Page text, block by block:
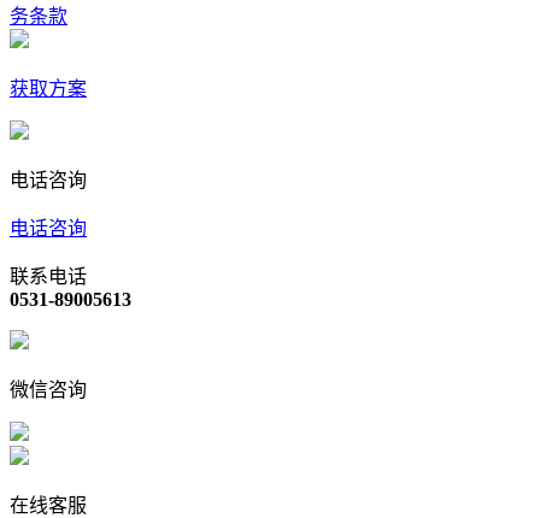
务条款
获取方案
电话咨询
电话咨询
联系电话
0531-89005613
微信咨询
在线客服